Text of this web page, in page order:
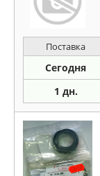
Поставка
Сегодня
1 дн.